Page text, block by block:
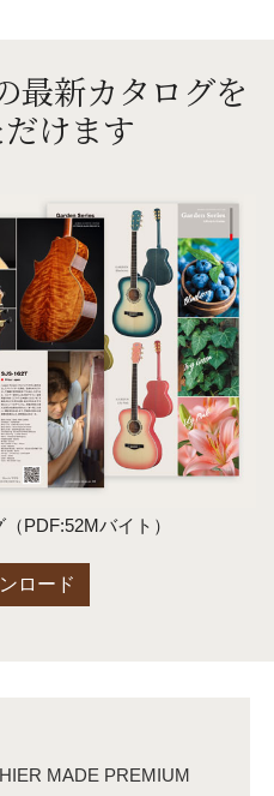
最新カタログを
けます
PDF:52Mバイト）
ロード
MADE PREMIUM